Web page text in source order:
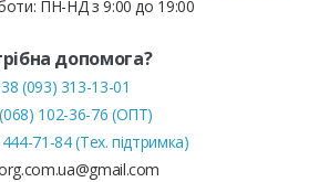
ПН-НД з 9:00 до 19:00
допомога?
(093) 313-13-01
102-36-76 (ОПТ)
71-84 (Тех. підтримка)